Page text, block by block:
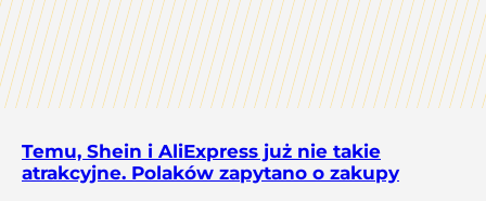
Temu, Shein i AliExpress już nie takie
atrakcyjne. Polaków zapytano o zakupy